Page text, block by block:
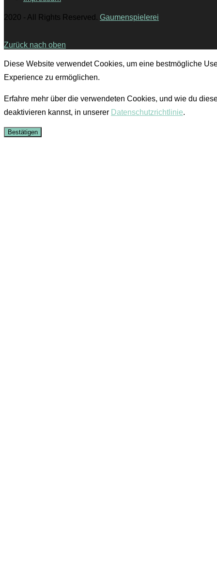
2020 - All Rights Reserved. Gaumenspielerei
Zurück nach oben
Diese Website verwendet Cookies, um eine bestmögliche
Experience zu ermöglichen.
Erfahre mehr über die verwendeten Cookies, und wie du
deaktivieren kannst, in unserer Datenschutzrichtlinie.
Bestätigen